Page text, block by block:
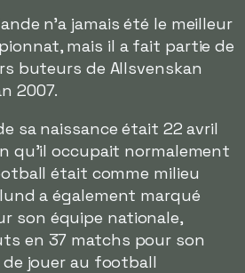
n'a jamais été le meilleur
mais il a fait partie de
buteurs de Allsvenskan
2007.
sa naissance était 22 avril
qu'il occupait normalement
était comme milieu
a également marqué
son équipe nationale,
en 37 matchs pour son
de jouer au football